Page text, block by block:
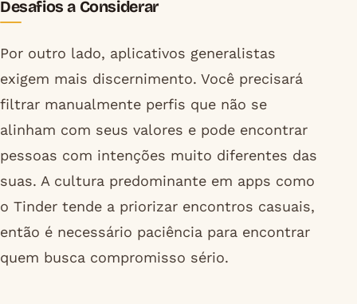
Desafios a Considerar
Por outro lado, aplicativos generalistas
exigem mais discernimento. Você precisará
filtrar manualmente perfis que não se
alinham com seus valores e pode encontrar
pessoas com intenções muito diferentes das
suas. A cultura predominante em apps como
o Tinder tende a priorizar encontros casuais,
então é necessário paciência para encontrar
quem busca compromisso sério.